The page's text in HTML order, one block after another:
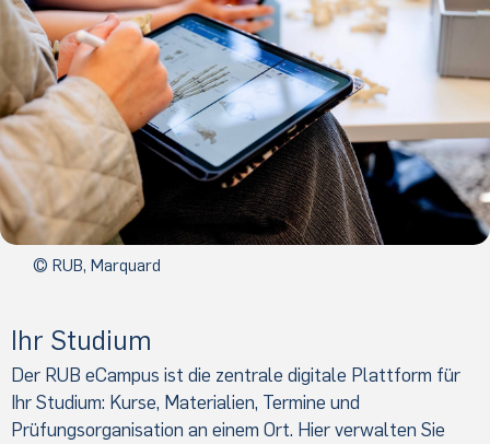
© RUB, Marquard
Ihr Studium
Der RUB eCampus ist die zentrale digitale Plattform für
Ihr Studium: Kurse, Materialien, Termine und
Prüfungsorganisation an einem Ort. Hier verwalten Sie